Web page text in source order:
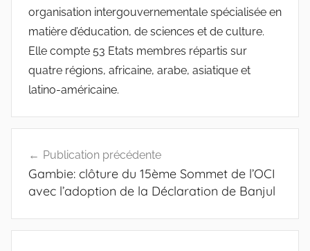
organisation intergouvernementale spécialisée en
matière d’éducation, de sciences et de culture.
Elle compte 53 Etats membres répartis sur
quatre régions, africaine, arabe, asiatique et
latino-américaine.
de
l’article
Publication précédente
Gambie: clôture du 15ème Sommet de l’OCI
avec l’adoption de la Déclaration de Banjul